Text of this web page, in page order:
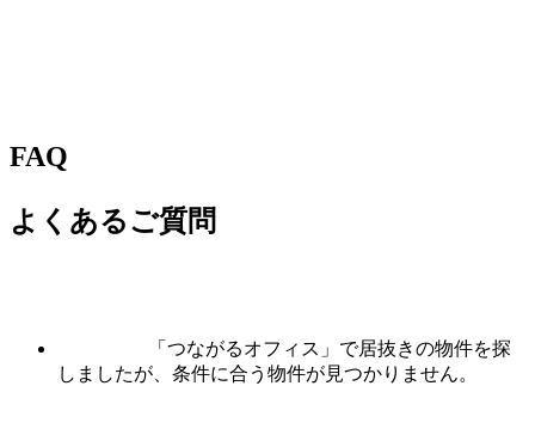
FAQ
よくあるご質問
「つながるオフィス」で居抜きの物件を探
しましたが、条件に合う物件が見つかりません。